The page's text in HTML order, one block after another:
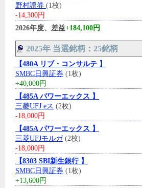
野村證券 (1枚)
-14,300円
2026年度、差益+184,100円
2025年 当選銘柄：25銘柄
【480A リブ・コンサルテ 】
SMBC日興証券 (1枚)
+40,000円
【485A パワーエックス 】
三菱UFJ eス (2枚)
-18,000円
【485A パワーエックス 】
三菱UFJモルガ(2枚)
-18,000円
【8303 SBI新生銀行 】
SMBC日興証券 (1枚)
+13,600円